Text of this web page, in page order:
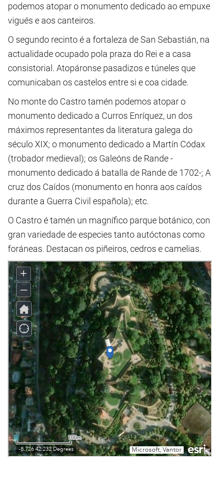
podemos atopar o monumento dedicado ao empuxe
vigués e aos canteiros.
O segundo recinto é a fortaleza de San Sebastián, na
actualidade ocupado pola praza do Rei e a casa
consistorial. Atopáronse pasadizos e túneles que
comunicaban os castelos entre si e coa cidade.
No monte do Castro tamén podemos atopar o
monumento dedicado a Curros Enríquez, un dos
máximos representantes da literatura galega do
século XIX; o monumento dedicado a Martín Códax
(trobador medieval); os Galeóns de Rande -
monumento dedicado á batalla de Rande de 1702-; A
cruz dos Caídos (monumento en honra aos caídos
durante a Guerra Civil española); etc.
O Castro é tamén un magnífico parque botánico, con
gran variedade de especies tanto autóctonas como
foráneas. Destacan os piñeiros, cedros e camelias.